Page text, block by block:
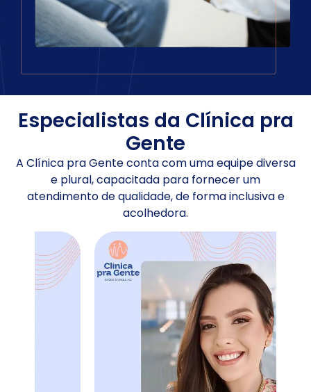
Especialistas da Clínica pra
Gente​
A Clínica pra Gente conta com uma equipe diversa
e plural, capacitada para fornecer um
atendimento de qualidade, de forma inclusiva e
acolhedora.